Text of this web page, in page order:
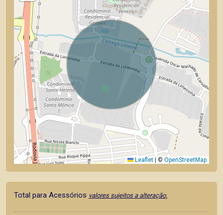
Leaflet © OpenStreetMap
Total para Acessórios valores sujeitos a alteração.